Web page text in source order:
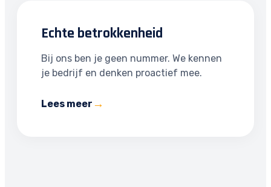
Echte betrokkenheid
Bij ons ben je geen nummer. We kennen
je bedrijf en denken proactief mee.
Lees meer